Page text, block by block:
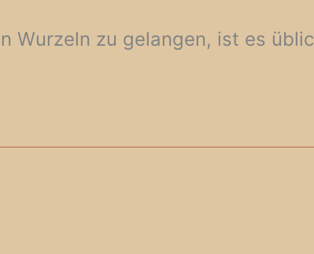
Wurzeln zu gelangen, ist es